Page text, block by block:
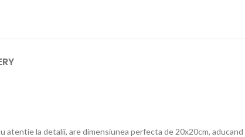
atentie la detalii, are dimensiunea perfecta de 20x20cm, aducand